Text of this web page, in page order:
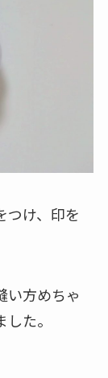
つけ、印を
い方めちゃ
た。